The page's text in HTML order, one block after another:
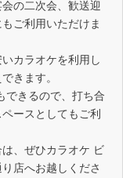
の二次会、歓送迎
ご利用いただけま
カラオケを利用し
きます。
できるので、打ち合
ースとしてもご利
、ぜひカラオケ ビ
店へお越しくださ